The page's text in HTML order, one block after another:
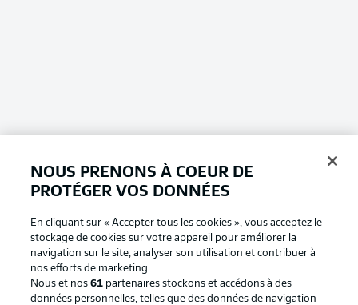
NOUS PRENONS À COEUR DE
PROTÉGER VOS DONNÉES
En cliquant sur « Accepter tous les cookies », vous acceptez le
stockage de cookies sur votre appareil pour améliorer la
navigation sur le site, analyser son utilisation et contribuer à
nos efforts de marketing.
Nous et nos61 partenaires stockons et accédons à des
données personnelles, telles que des données de navigation